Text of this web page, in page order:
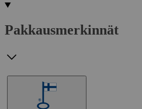
Pakkausmerkinnät